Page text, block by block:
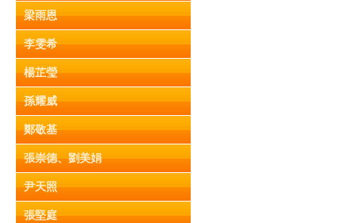
梁雨恩
李雯希
楊芷瑩
孫耀威
鄭敬基
張崇德、劉美娟
尹天照
張堅庭